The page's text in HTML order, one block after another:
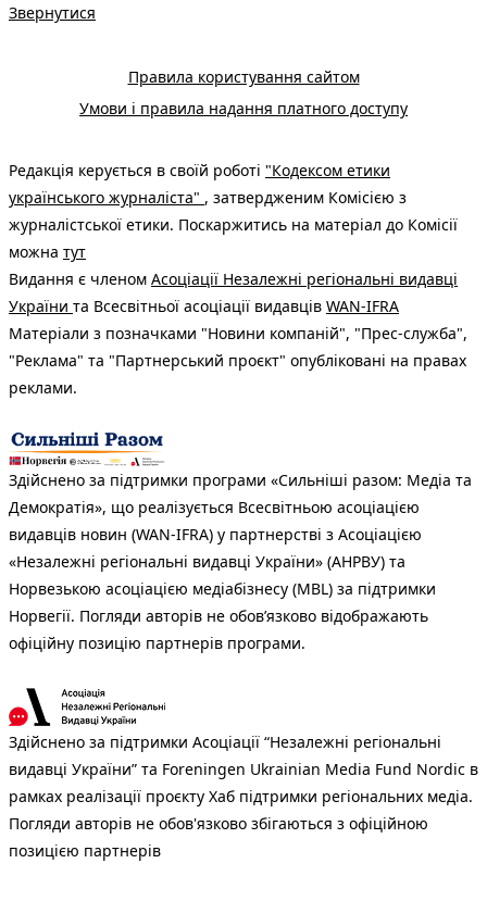
Звернутися
Правила користування сайтом
Умови і правила надання платного доступу
Редакція керується в своїй роботі "Кодексом етики
українського журналіста" , затвердженим Комісією з
журналістської етики. Поскаржитись на матеріал до Комісії
можна тут
Видання є членом Асоціації Незалежні регіональні видавці
України та Всесвітньої асоціації видавців WAN-IFRA
Матеріали з позначками "Новини компаній", "Прес-служба",
"Реклама" та "Партнерський проєкт" опубліковані на правах
реклами.
Здійснено за підтримки програми «Сильніші разом: Медіа та
Демократія», що реалізується Всесвітньою асоціацією
видавців новин (WAN-IFRA) у партнерстві з Асоціацією
«Незалежні регіональні видавці України» (АНРВУ) та
Норвезькою асоціацією медіабізнесу (MBL) за підтримки
Норвегії. Погляди авторів не обов’язково відображають
офіційну позицію партнерів програми.
Здійснено за підтримки Асоціації “Незалежні регіональні
видавці України” та Foreningen Ukrainian Media Fund Nordic в
рамках реалізації проєкту Хаб підтримки регіональних медіа.
Погляди авторів не обов'язково збігаються з офіційною
позицією партнерів